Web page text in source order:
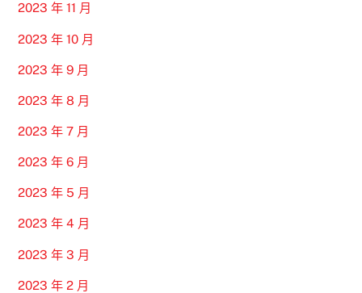
2023 年 11 月
2023 年 10 月
2023 年 9 月
2023 年 8 月
2023 年 7 月
2023 年 6 月
2023 年 5 月
2023 年 4 月
2023 年 3 月
2023 年 2 月